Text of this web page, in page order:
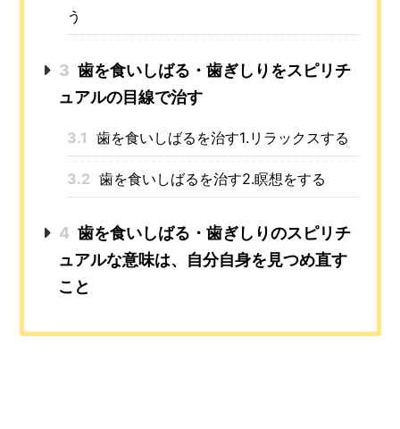
う
3 歯を食いしばる・歯ぎしりをスピリチ
ュアルの目線で治す
3.1 歯を食いしばるを治す1.リラックスする
3.2 歯を食いしばるを治す2.瞑想をする
4 歯を食いしばる・歯ぎしりのスピリチ
ュアルな意味は、自分自身を見つめ直す
こと